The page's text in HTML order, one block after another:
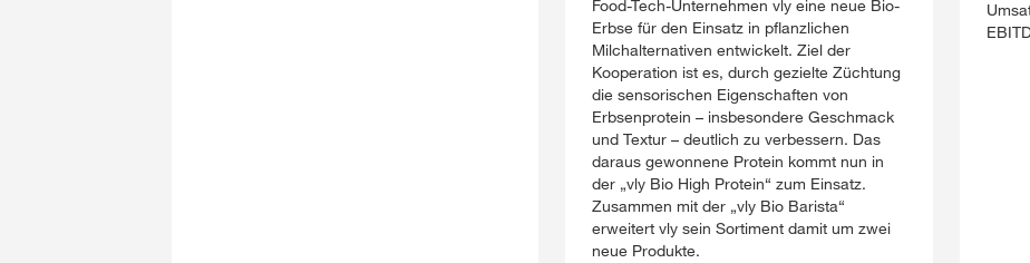
Food-Tech-Unternehmen vly eine neue Bio-
Erbse für den Einsatz in pflanzlichen
Milchalternativen entwickelt. Ziel der
Kooperation ist es, durch gezielte Züchtung
die sensorischen Eigenschaften von
Erbsenprotein – insbesondere Geschmack
und Textur – deutlich zu verbessern. Das
daraus gewonnene Protein kommt nun in
der „vly Bio High Protein“ zum Einsatz.
Zusammen mit der „vly Bio Barista“
erweitert vly sein Sortiment damit um zwei
neue Produkte.